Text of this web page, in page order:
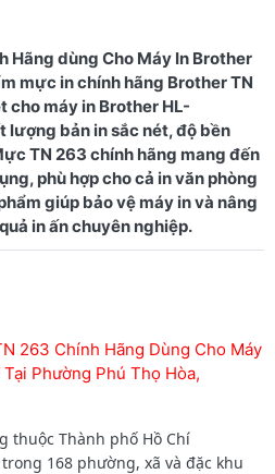
Hãng dùng Cho Máy In Brother
mực in chính hãng Brother TN
máy in Brother HL-
lượng bản in sắc nét, độ bền
TN 263 chính hãng mang đến
phù hợp cho cả in văn phòng
giúp bảo vệ máy in và nâng
263 Chính Hãng Dùng Cho Máy
Phường Phú Thọ Hòa,
thuộc Thành phố Hồ Chí
168 phường, xã và đặc khu